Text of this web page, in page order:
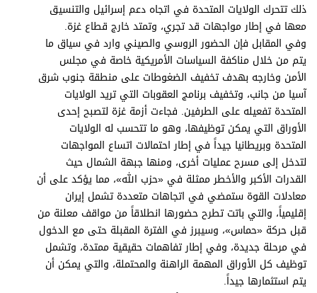
ذلك تتحرك الولايات المتحدة في اتجاه دعم إسرائيل والتنسيق
معها في إطار مواجهات قد تجري، وتمتد خارج قطاع غزة.
وفي المقابل فإن الحضور الروسي والصيني وارد في سياق ما
يتم من خلال مناكفة السياسات الأمريكية خاصة في مجلس
الأمن وخارجه بهدف تخفيف الضغوطات على منطقة جنوب شرق
آسيا من جانب، وتخفيف برنامج العقوبات التي تريد الولايات
المتحدة تفعيله على الطرفين. فجاءت أزمة غزة لتصبح إحدى
الأوراق التي يمكن توظيفها، وهو ما تتحسب له الولايات
المتحدة وبريطانيا جيداً في إطار احتمالات اتساع المواجهات
لتدخل إلى مسرح عمليات أخرى، ومنها جبهة الشمال حيث
القدرات الأكبر والأخطر ممثلة في «حزب الله»، مما يؤكد على أن
معادلات القوة ستمضي في اتجاهات متعددة تشمل إيران
إقليمياً، والتي باتت تطرح حضورها انطلاقاً من مواقف معلنة من
قبل حركة «حماس»، وسيبرز في الفترة المقبلة حتى مع الدخول
في مرحلة جديدة، وفي إطار تفاهمات حقيقية ممتدة، وتشمل
توظيف كل الأوراق المهمة الراهنة والمحتملة، والتي يمكن أن
يتم استثمارها جيداً.